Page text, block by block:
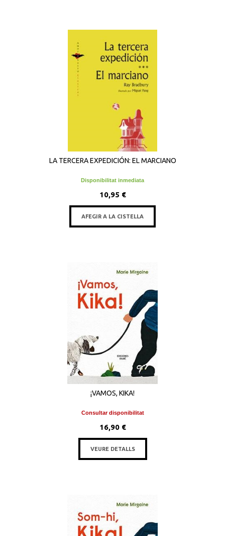
LA TERCERA EXPEDICIÓN: EL MARCIANO
Disponibilitat inmediata
10,95 €
AFEGIR A LA CISTELLA
¡VAMOS, KIKA!
Consultar disponibilitat
16,90 €
VEURE DETALLS